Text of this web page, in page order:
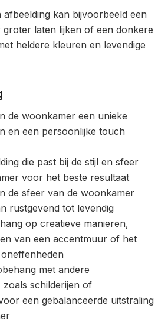
afbeelding kan bijvoorbeeld een
laten lijken of een donkere
heldere kleuren en levendige
de woonkamer een unieke
en een persoonlijke touch
die past bij de stijl en sfeer
voor het beste resultaat
de sfeer van de woonkamer
rustgevend tot levendig
op creatieve manieren,
van een accentmuur of het
met andere
zoals schilderijen of
een gebalanceerde uitstraling